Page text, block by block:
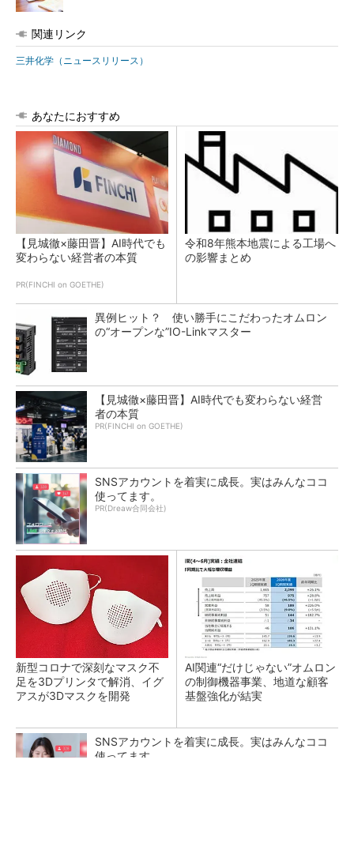
関連リンク
三井化学（ニュースリリース）
あなたにおすすめ
【見城徹×藤田晋】AI時代でも
変わらない経営者の本質
PR(FINCHI on GOETHE)
令和8年熊本地震による工場へ
の影響まとめ
異例ヒット？ 使い勝手にこだわったオムロン
の“オープンな”IO-Linkマスター
【見城徹×藤田晋】AI時代でも変わらない経営
者の本質
PR(FINCHI on GOETHE)
SNSアカウントを着実に成長。実はみんなココ
使ってます。
PR(Dreaw合同会社)
新型コロナで深刻なマスク不
足を3Dプリンタで解消、イグ
アスが3Dマスクを開発
AI関連“だけじゃない”オムロン
の制御機器事業、地道な顧客
基盤強化が結実
SNSアカウントを着実に成長。実はみんなココ
使ってます。